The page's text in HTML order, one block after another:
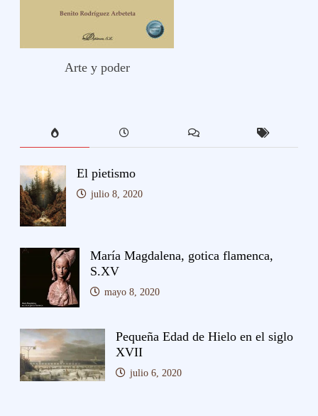
Arte y poder
El pietismo
julio 8, 2020
María Magdalena, gotica flamenca,
S.XV
mayo 8, 2020
Pequeña Edad de Hielo en el siglo
XVII
julio 6, 2020